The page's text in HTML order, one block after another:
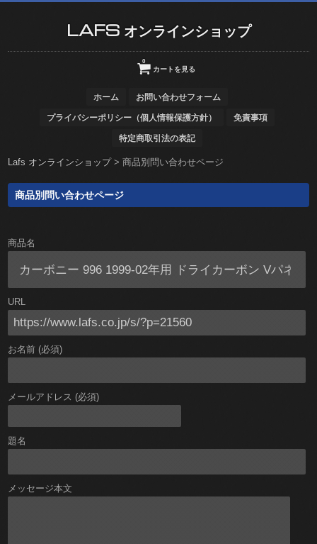
LAFS オンラインショップ
カートを見る
0
ホーム お問い合わせフォーム
プライバシーポリシー（個人情報保護方針） 免責事項
特定商取引法の表記
Lafs オンラインショップ>商品別問い合わせページ
商品別問い合わせページ
商品名
URL
お名前 (必須)
メールアドレス (必須)
題名
メッセージ本文